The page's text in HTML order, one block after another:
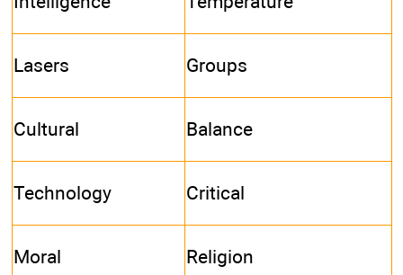
Lasers Groups
Cultural Balance
Technology Critical
Moral Religion